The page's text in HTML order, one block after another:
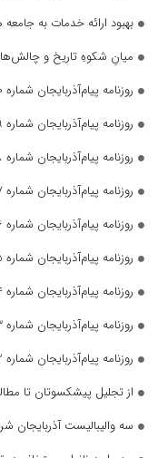
بهبود ارائه خدمات به جامعه
میانِ شکوهِ تاریخ و
روزنامه پیام‌آذربایجان شماره 2830
روزنامه پیام‌آذربایجان شماره 2829
روزنامه پیام‌آذربایجان شماره 2828
روزنامه پیام‌آذربایجان شماره 2827
روزنامه پیام‌آذربایجان شماره 2826
روزنامه پیام‌آذربایجان شماره 2825
روزنامه پیام‌آذربایجان شماره 2824
روزنامه پیام‌آذربایجان شماره 2823 منتشر شد
روزنامه پیام‌آذربایجان شماره 2822 منتشر شد
از تجلیل پیشکسوتان تا
سه والیبالیست آذربایجان‌